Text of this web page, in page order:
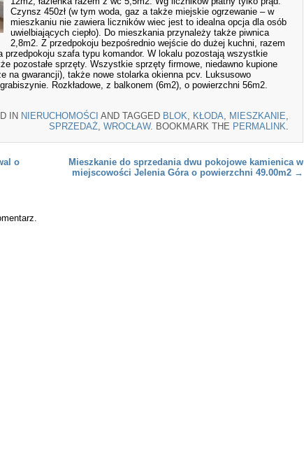
Czynsz 450zł (w tym woda, gaz a także miejskie ogrzewanie – w
mieszkaniu nie zawiera liczników wiec jest to idealna opcja dla osób
uwielbiających ciepło). Do mieszkania przynależy także piwnica
2,8m2. Z przedpokoju bezpośrednio wejście do dużej kuchni, razem
przedpokoju szafa typu komandor. W lokalu pozostają wszystkie
pozostałe sprzęty. Wszystkie sprzęty firmowe, niedawno kupione
na gwarancji), także nowe stolarka okienna pcv. Luksusowo
Rozkładowe, z balkonem (6m2), o powierzchni 56m2.
IN NIERUCHOMOŚCI AND TAGGED BLOK KŁODA MIESZKANIE
SPRZEDAŻ WROCŁAW. BOOKMARK THE PERMALINK
o
Mieszkanie do sprzedania dwu pokojowe kamienica w
miejscowości Jelenia Góra o powierzchni 49.00m2 →